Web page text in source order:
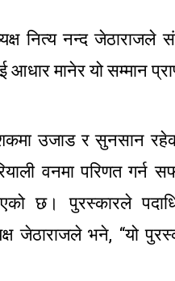
नित्य नन्द जेठाराजले
मानेर यो सम्मान
उजाड र सुनसान
वनमा परिणत
छ। पुरस्कारले
जेठाराजले भने, “यो